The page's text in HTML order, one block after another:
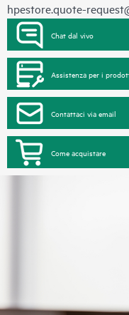
hpestore.quote-
Chat dal vivo
Assistenza per i
Contattaci via email
Come acquistare